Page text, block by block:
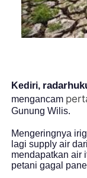
Kediri,
mengancam
Gunung Wilis.
Mengeringnya
lagi supply air
mendapatkan air
petani gagal